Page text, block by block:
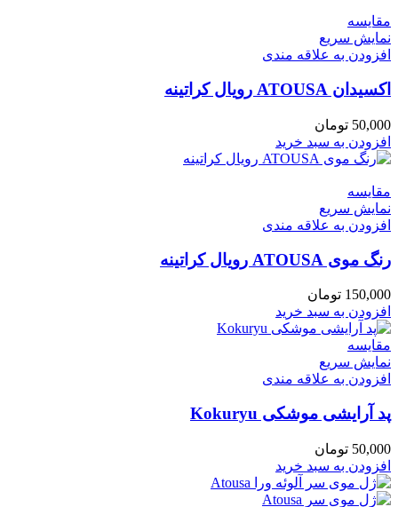
مقايسه
نمایش سریع
افزودن به علاقه مندی
اکسیدان ATOUSA رویال کراتینه
50,000 تومان
افزودن به سبد خرید
مقايسه
نمایش سریع
افزودن به علاقه مندی
رنگ موی ATOUSA رویال کراتینه
150,000 تومان
افزودن به سبد خرید
مقايسه
نمایش سریع
افزودن به علاقه مندی
پد آرایشی موشکی Kokuryu
50,000 تومان
افزودن به سبد خرید